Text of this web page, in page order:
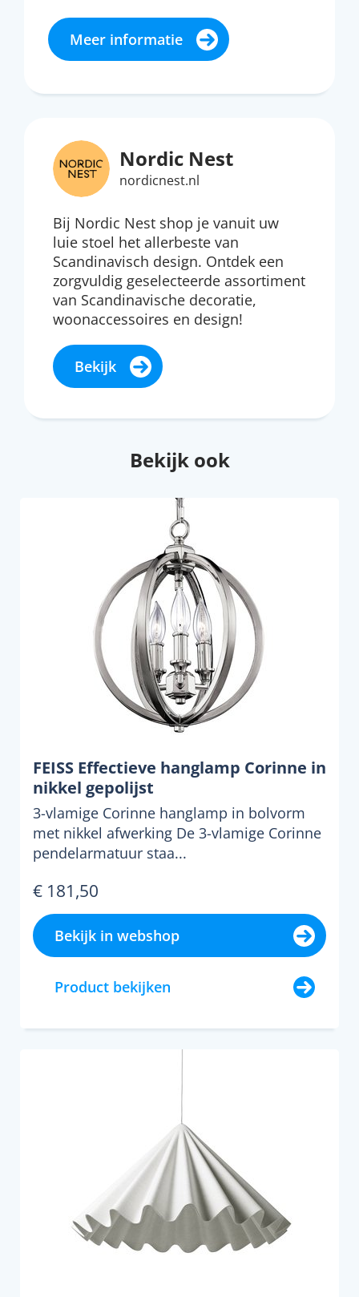
Meer informatie
Nordic Nest
nordicnest.nl
Bij Nordic Nest shop je vanuit uw
luie stoel het allerbeste van
Scandinavisch design. Ontdek een
zorgvuldig geselecteerde assortiment
van Scandinavische decoratie,
woonaccessoires en design!
Bekijk
Bekijk ook
FEISS Effectieve hanglamp Corinne in
nikkel gepolijst
3-vlamige Corinne hanglamp in bolvorm
met nikkel afwerking De 3-vlamige Corinne
pendelarmatuur staa...
€ 181,50
Bekijk in webshop
Product bekijken